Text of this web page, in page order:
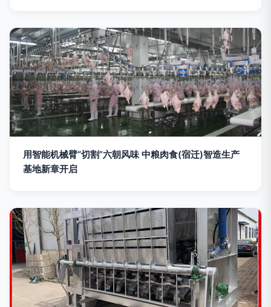
用智能机械臂“切割”六朝风味 中粮肉食(宿迁)智造生产
基地新章开启